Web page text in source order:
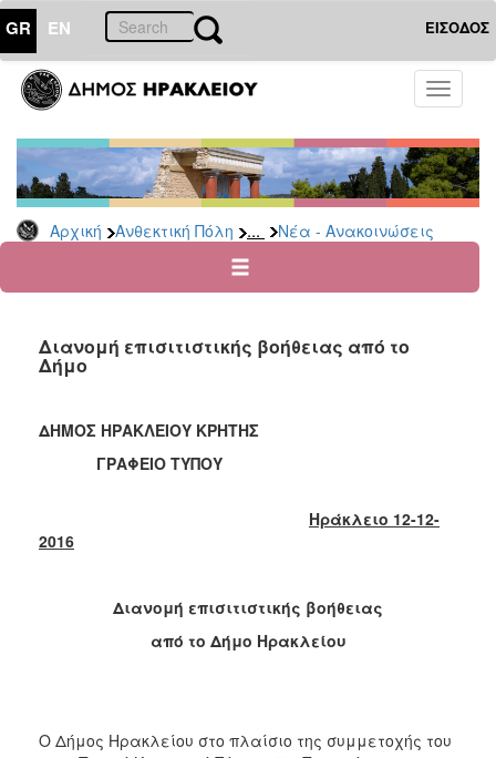
GR EN ΕΙΣΟΔΟΣ
Toggle
Αρχική Ανθεκτική Πόλη ... Νέα - Ανακοινώσεις
ΑΝΘΕΚΤΙΚΗ
ΠΟΛΗ
Κοινωνική
Πολιτική
Νέα
Ανακοινώσεις
για
Οικονομική
Φυσικές
Καταστροφές
Φροντίδας
(Κ.Α.Π.Η.)
Δημιουργικής
Απασχόλησης
Ημερήσιας
Διανομή επισιτιστικής βοήθειας από το
Δήμο
ΔΗΜΟΣ ΗΡΑΚΛΕΙΟΥ ΚΡΗΤΗΣ
ΓΡΑΦΕΙΟ ΤΥΠΟΥ
Ηράκλειο 12-12-
2016
Διανομή επισιτιστικής βοήθειας
από το Δήμο Ηρακλείου
Ο Δήμος Ηρακλείου στο πλαίσιο της συμμετοχής του